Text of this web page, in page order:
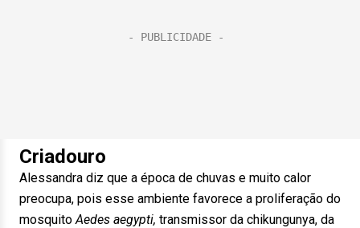
Criadouro
Alessandra diz que a época de chuvas e muito calor
preocupa, pois esse ambiente favorece a proliferação do
mosquitoAedes aegypti, transmissor da chikungunya, da